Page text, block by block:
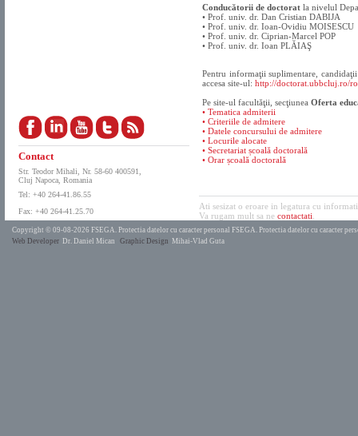
Contact
Str. Teodor Mihali, Nr. 58-60 400591,
Cluj Napoca, Romania
Tel: +40 264-41.86.55
Fax: +40 264-41.25.70
Conducătorii de doctorat la nivelul
• Prof. univ. dr. Dan Cristian DABIJA
• Prof. univ. dr. Ioan-Ovidiu MOISESCU
• Prof. univ. dr. Ciprian-Marcel POP
• Prof. univ. dr. Ioan PLĂIAŞ
Pentru informaţii suplimentare,
accesa site-ul: http://doctorat.ubbcluj.ro/
Pe site-ul facultăţii, secţiunea Oferta
• Tematica admiterii
• Criteriile de admitere
• Datele concursului de admitere
• Locurile alocate
• Secretariat școală doctorală
• Orar școală doctorală
Ati sesizat o eroare in legatura cu
Va rugam mult sa ne contactati
Copyright © 09-08-2026 FSEGA. Protectia datelor cu caracter personal FSEGA. Protectia datelor cu caracter
Web Developer Dr. Daniel Mican Graphic Design Mihai-Vlad Guta